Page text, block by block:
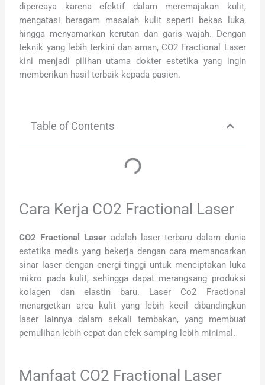
dipercaya karena efektif dalam meremajakan kulit,
mengatasi beragam masalah kulit seperti bekas luka,
hingga menyamarkan kerutan dan garis wajah. Dengan
teknik yang lebih terkini dan aman, CO2 Fractional Laser
kini menjadi pilihan utama dokter estetika yang ingin
memberikan hasil terbaik kepada pasien.
Table of Contents
Cara Kerja CO2 Fractional Laser
CO2 Fractional Laser adalah laser terbaru dalam dunia
estetika medis yang bekerja dengan cara memancarkan
sinar laser dengan energi tinggi untuk menciptakan luka
mikro pada kulit, sehingga dapat merangsang produksi
kolagen dan elastin baru. Laser Co2 Fractional
menargetkan area kulit yang lebih kecil dibandingkan
laser lainnya dalam sekali tembakan, yang membuat
pemulihan lebih cepat dan efek samping lebih minimal.
Manfaat CO2 Fractional Laser